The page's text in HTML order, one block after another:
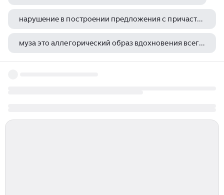
нарушение в построении предложения с причастным оборотом картина ватто капризница
муза это аллегорический образ вдохновения всего что побуждает художника к творчеству